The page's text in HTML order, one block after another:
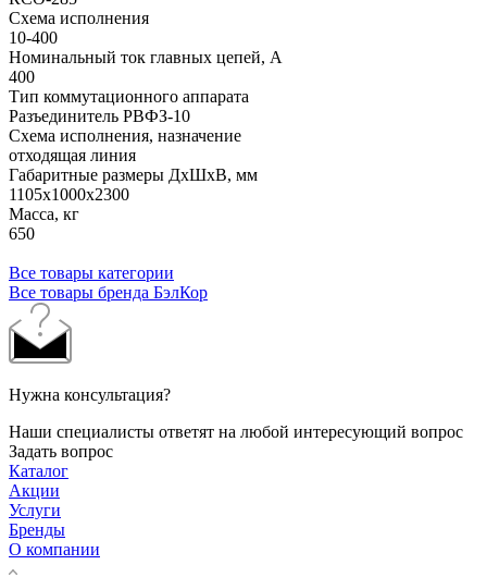
Схема исполнения
10-400
Номинальный ток главных цепей, А
400
Тип коммутационного аппарата
Разъединитель РВФЗ-10
Схема исполнения, назначение
отходящая линия
Габаритные размеры ДхШхВ, мм
1105x1000x2300
Масса, кг
650
Все товары категории
Все товары бренда БэлКор
Нужна консультация?
Наши специалисты ответят на любой интересующий вопрос
Задать вопрос
Каталог
Акции
Услуги
Бренды
О компании